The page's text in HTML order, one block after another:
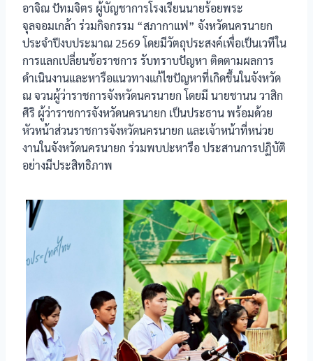
อาจิณ ปัทมจิตร ผู้บัญชาการโรงเรียนนายร้อยพระ
จุลจอมเกล้า ร่วมกิจกรรม “สภากาแฟ” จังหวัดนครนายก
ประจำปีงบประมาณ 2569 โดยมีวัตถุประสงค์เพื่อเป็นเวทีใน
การแลกเปลี่ยนข้อราชการ รับทราบปัญหา ติดตามผลการ
ดำเนินงานและหารือแนวทางแก้ไขปัญหาที่เกิดขึ้นในจังหวัด
ณ จวนผู้ว่าราชการจังหวัดนครนายก โดยมี นายชานน วาสิก
ศิริ ผู้ว่าราชการจังหวัดนครนายก เป็นประธาน พร้อมด้วย
หัวหน้าส่วนราชการจังหวัดนครนายก และเจ้าหน้าที่หน่วย
งานในจังหวัดนครนายก ร่วมพบปะหารือ ประสานการปฏิบัติ
อย่างมีประสิทธิภาพ